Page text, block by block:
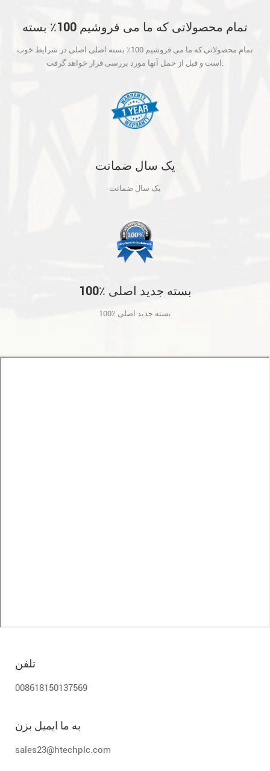
تمام محصولاتی که ما می فروشیم 100٪ بسته
آنها مورد بررسی قرار خواهد گرفت.
تمام محصولاتی که ما می فروشیم 100٪ بسته اصلی اصلی در شرایط خوب
است و قبل از حمل آنها مورد بررسی قرار خواهد گرفت.
یک سال ضمانت
یک سال ضمانت
100٪ بسته جدید اصلی
100٪ بسته جدید اصلی
تلفن
008618150137569
به ما ایمیل بزن
sales23@htechplc.com